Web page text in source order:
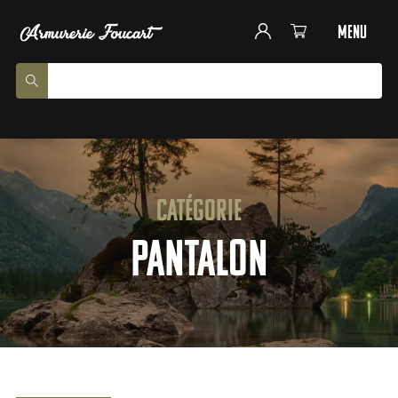
menu
Catégorie
Pantalon